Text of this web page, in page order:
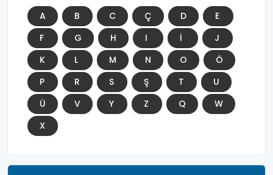
A B C Ç D
E
F
G H I İ
J
K
L M N O
Ö
P
R S Ş T
U
Ü
V Y Z Q
W
X